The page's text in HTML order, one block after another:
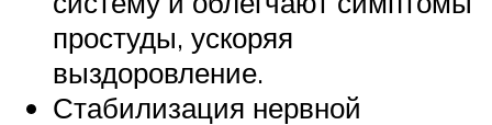
простуды, ускоряя
выздоровление.
Стабилизация нервной